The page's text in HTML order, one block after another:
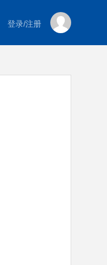
登录/注册